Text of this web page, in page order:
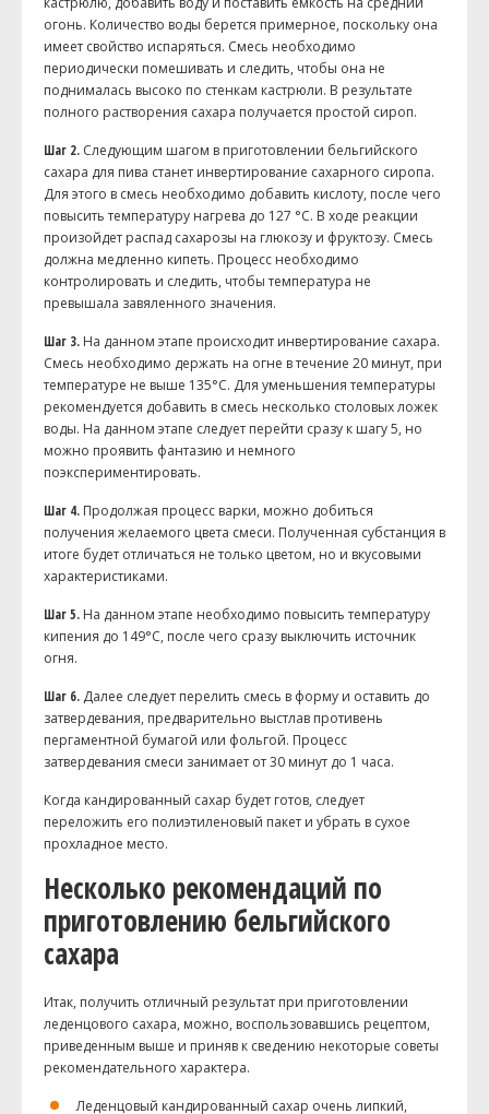
огонь. Количество воды берется примерное, поскольку она
имеет свойство испаряться. Смесь необходимо
периодически помешивать и следить, чтобы она не
поднималась высоко по стенкам кастрюли. В результате
полного растворения сахара получается простой сироп.
Шаг 2. Следующим шагом в приготовлении бельгийского
сахара для пива станет инвертирование сахарного сиропа.
Для этого в смесь необходимо добавить кислоту, после чего
повысить температуру нагрева до 127 °C. В ходе реакции
произойдет распад сахарозы на глюкозу и фруктозу. Смесь
должна медленно кипеть. Процесс необходимо
контролировать и следить, чтобы температура не
превышала завяленного значения.
Шаг 3. На данном этапе происходит инвертирование сахара.
Смесь необходимо держать на огне в течение 20 минут, при
температуре не выше 135°C. Для уменьшения температуры
рекомендуется добавить в смесь несколько столовых ложек
воды. На данном этапе следует перейти сразу к шагу 5, но
можно проявить фантазию и немного
поэкспериментировать.
Шаг 4. Продолжая процесс варки, можно добиться
получения желаемого цвета смеси. Полученная субстанция в
итоге будет отличаться не только цветом, но и вкусовыми
характеристиками.
Шаг 5. На данном этапе необходимо повысить температуру
кипения до 149°C, после чего сразу выключить источник
огня.
Шаг 6. Далее следует перелить смесь в форму и оставить до
затвердевания, предварительно выстлав противень
пергаментной бумагой или фольгой. Процесс
затвердевания смеси занимает от 30 минут до 1 часа.
Когда кандированный сахар будет готов, следует
переложить его полиэтиленовый пакет и убрать в сухое
прохладное место.
Несколько рекомендаций по
приготовлению бельгийского
сахара
Итак, получить отличный результат при приготовлении
леденцового сахара, можно, воспользовавшись рецептом,
приведенным выше и приняв к сведению некоторые советы
рекомендательного характера.
Леденцовый кандированный сахар очень липкий,